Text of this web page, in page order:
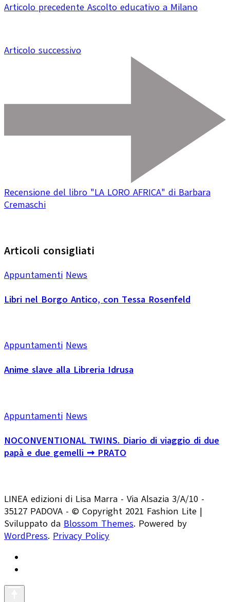
Articolo precedente Ascolto educativo a Milano
Articolo successivo
Recensione del libro "LA LORO AFRICA" di Barbara
Cremaschi
Articoli consigliati
Appuntamenti News
Libri nel Borgo Antico, con Tessa Rosenfeld
Appuntamenti News
Anime slave alla Libreria Idrusa
Appuntamenti News
NOCONVENTIONAL TWINS. Diario di viaggio di due
papà e due gemelli ➞ PRATO
LINEA edizioni di Lisa Marra - Via Alsazia 3/A/10 -
35127 PADOVA - © Copyright 2021 Fashion Lite |
Sviluppato da Blossom Themes. Powered by
WordPress. Privacy Policy